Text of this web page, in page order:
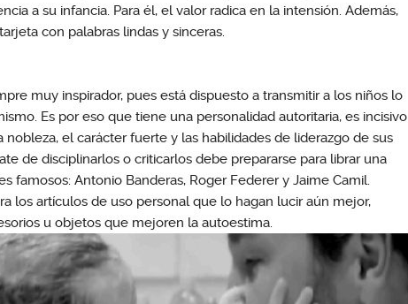
a su infancia. Para él, el valor radica en la intensión. Además,
con palabras lindas y sinceras.
muy inspirador, pues está dispuesto a transmitir a los niños lo
Es por eso que tiene una personalidad autoritaria, es incisivo
nobleza, el carácter fuerte y las habilidades de liderazgo de sus
de disciplinarlos o criticarlos debe prepararse para librar una
famosos: Antonio Banderas, Roger Federer y Jaime Camil.
los artículos de uso personal que lo hagan lucir aún mejor,
u objetos que mejoren la autoestima.